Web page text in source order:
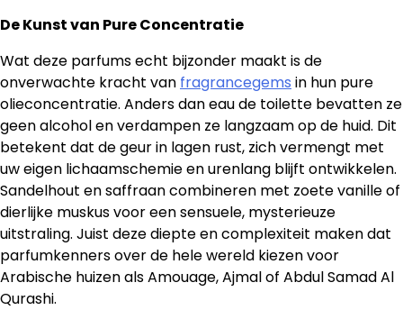
De Kunst van Pure Concentratie
Wat deze parfums echt bijzonder maakt is de
onverwachte kracht van fragrancegems in hun pure
olieconcentratie. Anders dan eau de toilette bevatten ze
geen alcohol en verdampen ze langzaam op de huid. Dit
betekent dat de geur in lagen rust, zich vermengt met
uw eigen lichaamschemie en urenlang blijft ontwikkelen.
Sandelhout en saffraan combineren met zoete vanille of
dierlijke muskus voor een sensuele, mysterieuze
uitstraling. Juist deze diepte en complexiteit maken dat
parfumkenners over de hele wereld kiezen voor
Arabische huizen als Amouage, Ajmal of Abdul Samad Al
Qurashi.